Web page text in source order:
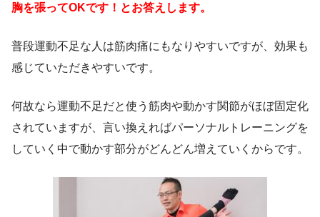
胸を張ってOKです！とお答えします。
普段運動不足な人は筋肉痛にもなりやすいですが、効果も
感じていただきやすいです。
何故なら運動不足だと使う筋肉や動かす関節がほぼ固定化
されていますが、言い換えればパーソナルトレーニングを
していく中で動かす部分がどんどん増えていくからです。